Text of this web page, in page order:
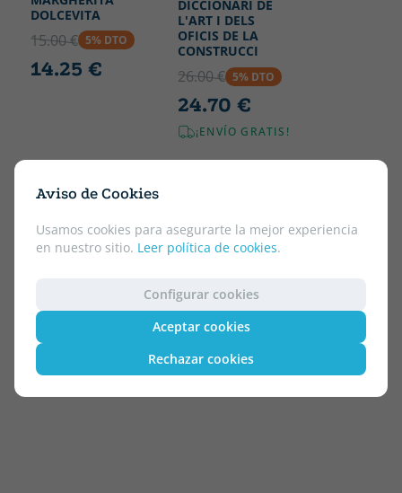
Aviso de Cookies
Usamos cookies para asegurarte la mejor experiencia
en nuestro sitio. Leer política de cookies.
Configurar cookies
Aceptar cookies
Rechazar cookies
DOLCEVITA
15.00 € 5% DTO
14.25 €
DICCIONARI DE
L'ART I DELS
OFICIS DE LA
CONSTRUCCI
26.00 € 5% DTO
24.70 €
¡ENVÍO GRATIS!